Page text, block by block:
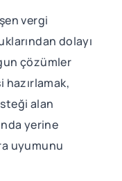
vergi
dolayı
çözümler
alan
yerine
uyumunu